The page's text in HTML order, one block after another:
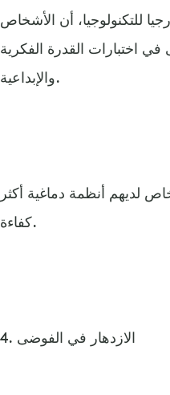
للتكنولوجيا، أن الأشخاص
اختبارات القدرة الفكرية
والإبداعية.
لديهم أنظمة دماغية أكثر
كفاءة.
4. الازدهار في الفوضى